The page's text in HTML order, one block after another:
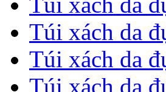
Túi xách da
Túi xách da
Túi xách da